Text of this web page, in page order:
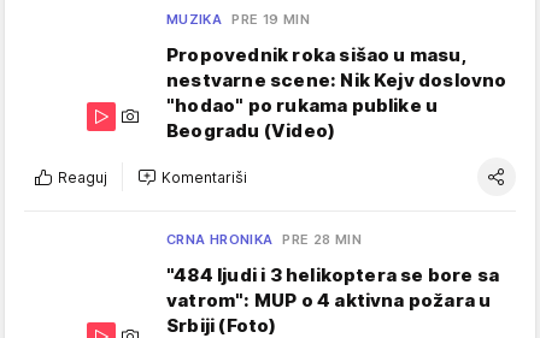
MUZIKA PRE 19 MIN
Propovednik roka sišao u masu,
nestvarne scene: Nik Kejv doslovno
"hodao" po rukama publike u
Beogradu (Video)
Reaguj Komentariši
CRNA HRONIKA PRE 28 MIN
"484 ljudi i 3 helikoptera se bore sa
vatrom": MUP o 4 aktivna požara u
Srbiji (Foto)